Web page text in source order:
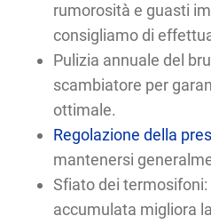
rumorosità e guasti
consigliamo di
Pulizia annuale del
scambiatore per
ottimale.
Regolazione della
mantenersi
Sfiato dei termosifoni:
accumulata migliora